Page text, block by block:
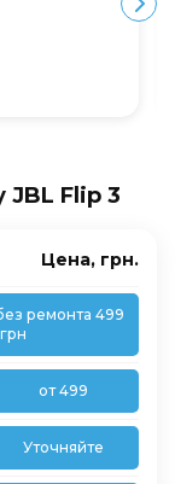
JBL Flip 3
Цена, грн.
ремонта 499
грн
от 499
Уточняйте